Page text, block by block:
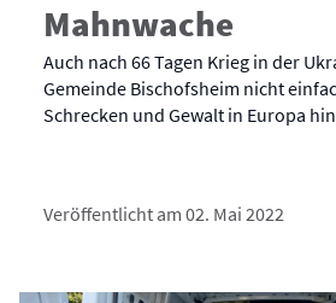
Mahnwache
Auch nach 66 Tagen Krieg in der
Gemeinde Bischofsheim nicht
Schrecken und Gewalt in Europa
Veröffentlicht am 02. Mai 2022